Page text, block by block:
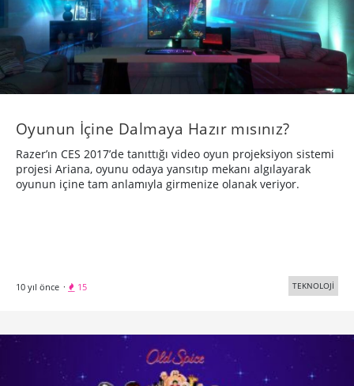
Oyunun İçine Dalmaya Hazır mısınız?
Razer’ın CES 2017’de tanıttığı video oyun projeksiyon sistemi
projesi Ariana, oyunu odaya yansıtıp mekanı algılayarak
oyunun içine tam anlamıyla girmenize olanak veriyor.
10 yıl önce · 15 TEKNOLOJİ